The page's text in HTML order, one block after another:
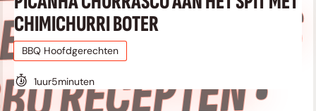
• VLEES
CHIMICHURRI BOTER
BBQ Hoofdgerechten
1uur5minuten